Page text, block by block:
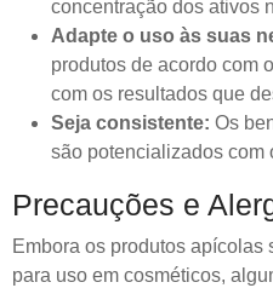
concentração dos ativos
Adapte o uso às suas
produtos de acordo com
com os resultados que
Seja consistente: Os
são potencializados com
Precauções e
Embora os produtos apícolas
para uso em cosméticos,